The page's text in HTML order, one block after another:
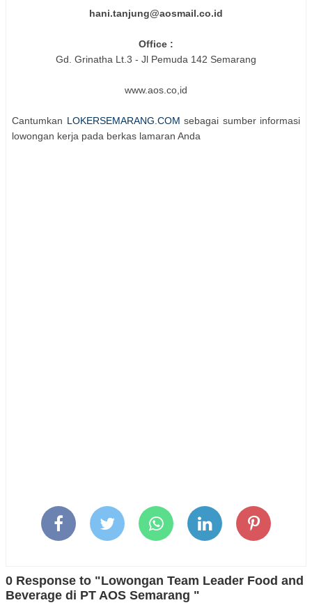
hani.tanjung@aosmail.co.id
Office :
Gd. Grinatha Lt.3 - Jl Pemuda 142 Semarang
www.aos.co,id
Cantumkan LOKERSEMARANG.COM sebagai sumber informasi
lowongan kerja pada berkas lamaran Anda
0 Response to "Lowongan Team Leader Food and
Beverage di PT AOS Semarang "